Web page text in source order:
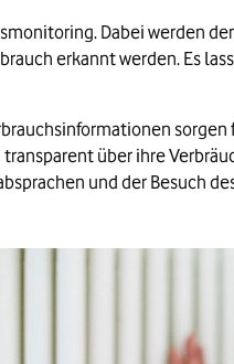
2021 um 52 % gegenüber
bei Ölheizung könnten im
bei Gasheizung könnten
Dabei werden
erkannt werden. Es
über ihre
und der Besuch